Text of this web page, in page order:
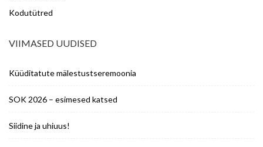
Kodutütred
VIIMASED UUDISED
Küüditatute mälestustseremoonia
SOK 2026 – esimesed katsed
Siidine ja uhiuus!